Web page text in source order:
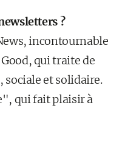
?
incontournable
qui traite de
et solidaire.
qui fait plaisir à